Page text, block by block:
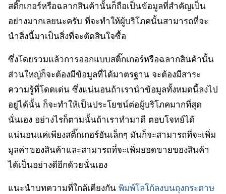
สติ๊กเกอร์หรือฉลากสินค้านั้นก็ถือเป็นข้อมูลที่สำคัญเป็น
อย่างมากเลยนะครับ ที่จะทำให้ผู้บริโภคนั้นสามารถที่จะ
นำสิ่งนี้มาเป็นสิ่งที่จะตัดสินใจซื้อ
ซึ่งโดยรวมแล้วการออกแบบสติ๊กเกอร์หรือฉลากสินค้านั้น
ส่วนใหญ่ก็จะต้องมีข้อมูลที่ได้มาตรฐาน จะต้องมีสาระ
ความรู้ที่โดดเด่น ซึ่งแน่นอนถ้าเรานำข้อมูลทั้งหมดนี้ลงไป
อยู่ได้นั้น ก็จะทำให้เป็นประโยชน์ต่อผู้บริโภคมากที่สุด
นั่นเอง อย่างไรก็ตามนั้นถ้าเราทำมาดี ตอบโจทย์ได้
แน่นอนแค่เพียงสติ๊กเกอร์อันเล็กๆ มันก็จะสามารถที่จะเพิ่ม
มูลค่าของสินค้าและสามารถที่จะเพิ่มยอดขายของสินค้า
ได้เป็นอย่างดีอีกด้วยนั่นเอง
แนะนำบทความที่ใกล้เคียงกัน พิมพ์โลโก้ลงบนถุงกระดาษ